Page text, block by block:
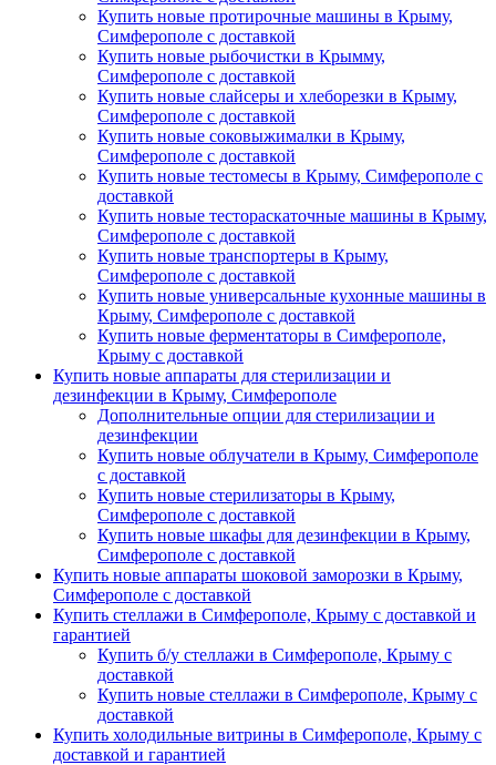
Купить новые протирочные машины в Крыму,
Симферополе с доставкой
Купить новые рыбочистки в Крымму,
Симферополе с доставкой
Купить новые слайсеры и хлеборезки в Крыму,
Симферополе с доставкой
Купить новые соковыжималки в Крыму,
Симферополе с доставкой
Купить новые тестомесы в Крыму, Симферополе с
доставкой
Купить новые тестораскаточные машины в Крыму,
Симферополе с доставкой
Купить новые транспортеры в Крыму,
Симферополе с доставкой
Купить новые универсальные кухонные машины в
Крыму, Симферополе с доставкой
Купить новые ферментаторы в Симферополе,
Крыму с доставкой
Купить новые аппараты для стерилизации и
дезинфекции в Крыму, Симферополе
Дополнительные опции для стерилизации и
дезинфекции
Купить новые облучатели в Крыму, Симферополе
с доставкой
Купить новые стерилизаторы в Крыму,
Симферополе с доставкой
Купить новые шкафы для дезинфекции в Крыму,
Симферополе с доставкой
Купить новые аппараты шоковой заморозки в Крыму,
Симферополе с доставкой
Купить стеллажи в Симферополе, Крыму с доставкой и
гарантией
Купить б/у стеллажи в Симферополе, Крыму с
доставкой
Купить новые стеллажи в Симферополе, Крыму с
доставкой
Купить холодильные витрины в Симферополе, Крыму с
доставкой и гарантией